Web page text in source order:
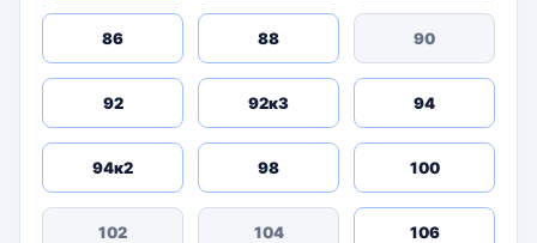
86 88 90
92 92к3 94
94к2 98 100
102 104 106